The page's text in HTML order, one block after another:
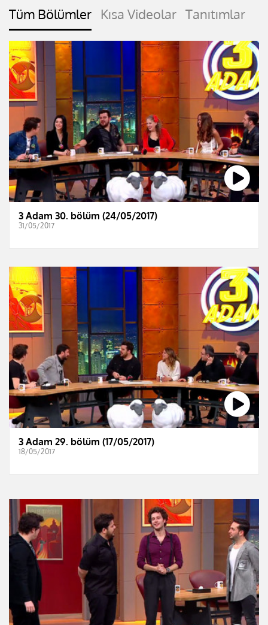
Tüm Bölümler Kısa Videolar Tanıtımlar
3 Adam 30. bölüm (24/05/2017)
31/05/2017
3 Adam 29. bölüm (17/05/2017)
18/05/2017